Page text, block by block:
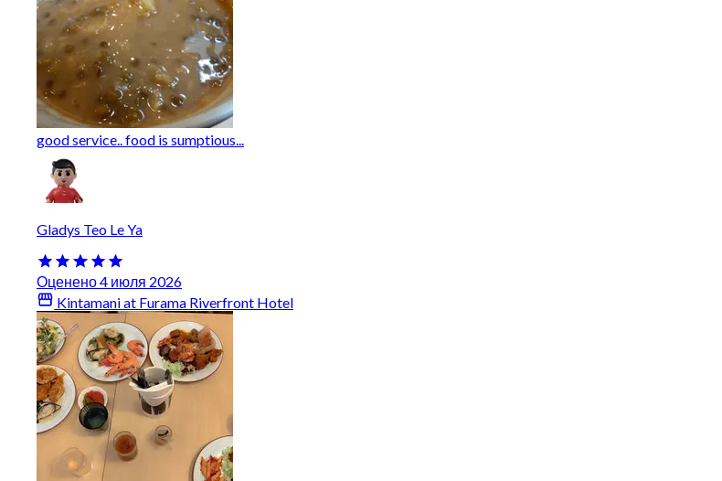
good service.. food is sumptious...
Gladys Teo Le Ya
Оценено 4 июля 2026
Kintamani at Furama Riverfront Hotel